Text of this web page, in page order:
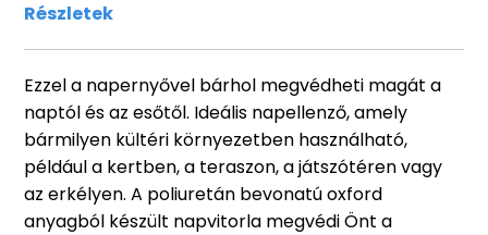
Részletek
Ezzel a napernyővel bárhol megvédheti magát a
naptól és az esőtől. Ideális napellenző, amely
bármilyen kültéri környezetben használható,
például a kertben, a teraszon, a játszótéren vagy
az erkélyen. A poliuretán bevonatú oxford
anyagból készült napvitorla megvédi Önt a